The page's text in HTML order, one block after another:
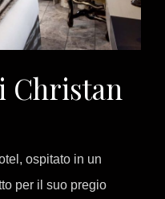
ospitato in un
per il suo pregio